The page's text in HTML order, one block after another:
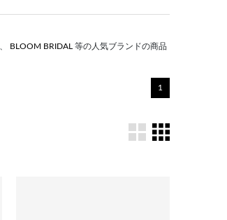
BLOOM BRIDAL 等の人気ブランドの商品
1